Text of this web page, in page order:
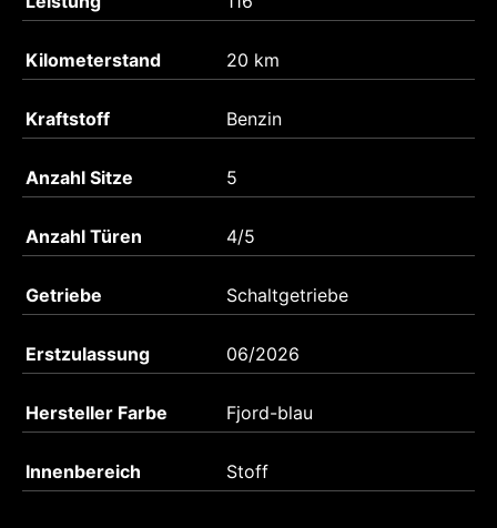
Kilometerstand 20 km
Kraftstoff Benzin
Anzahl Sitze 5
Anzahl Türen 4/5
Getriebe Schaltgetriebe
Erstzulassung 06/2026
Hersteller Farbe Fjord-blau
Innenbereich Stoff